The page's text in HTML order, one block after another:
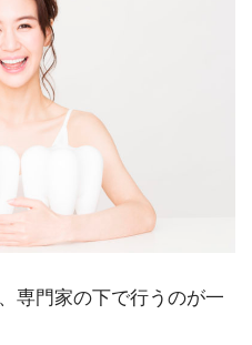
専門家の下で行うのが一